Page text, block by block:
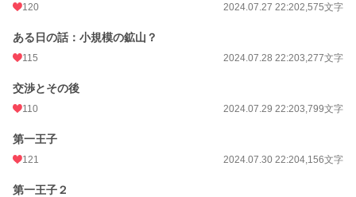
120 2024.07.27 22:202,575文字
ある日の話：小規模の鉱山？
115 2024.07.28 22:203,277文字
交渉とその後
110 2024.07.29 22:203,799文字
第一王子
121 2024.07.30 22:204,156文字
第一王子２